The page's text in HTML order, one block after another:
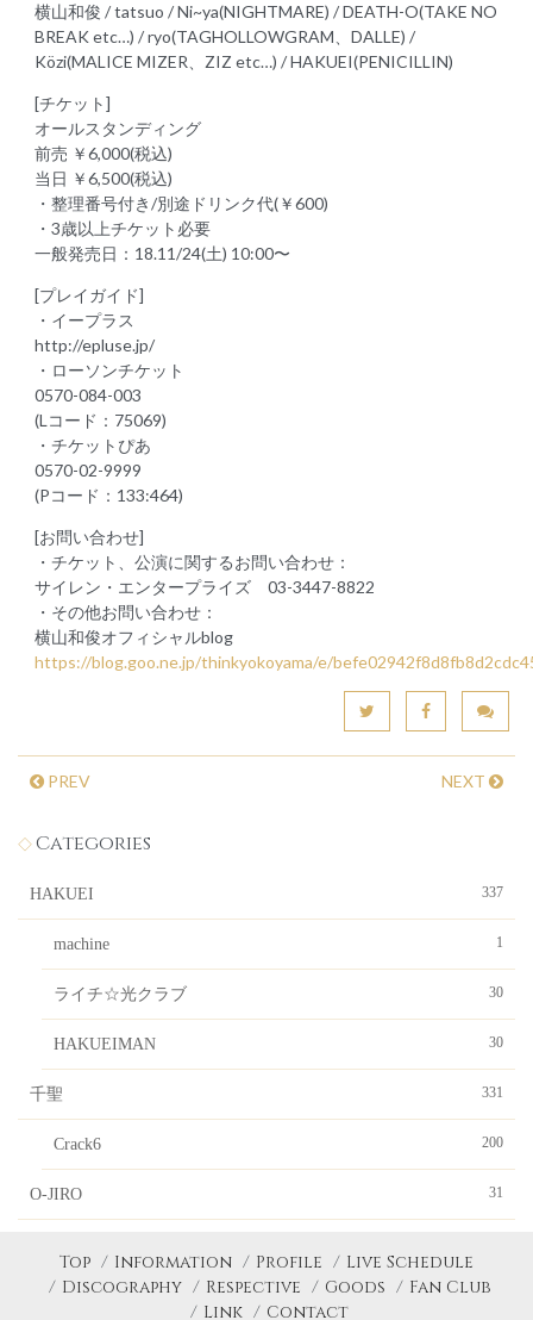
横山和俊 / tatsuo / Ni~ya(NIGHTMARE) / DEATH-O(TAKE NO
BREAK etc…) / ryo(TAGHOLLOWGRAM、DALLE) /
Közi(MALICE MIZER、ZIZ etc…) / HAKUEI(PENICILLIN)
[チケット]
オールスタンディング
前売 ￥6,000(税込)
当日 ￥6,500(税込)
・整理番号付き/別途ドリンク代(￥600)
・3歳以上チケット必要
一般発売日：18.11/24(土) 10:00〜
[プレイガイド]
・イープラス
http://epluse.jp/
・ローソンチケット
0570-084-003
(Lコード：75069)
・チケットぴあ
0570-02-9999
(Pコード：133:464)
[お問い合わせ]
・チケット、公演に関するお問い合わせ：
サイレン・エンタープライズ 03-3447-8822
・その他お問い合わせ：
横山和俊オフィシャルblog
https://blog.goo.ne.jp/thinkyokoyama/e/
PREV NEXT
Categories
HAKUEI 337
machine 1
ライチ☆光クラブ 30
HAKUEIMAN 30
千聖 331
Crack6 200
O-JIRO 31
Top Information Profile
Live Schedule
Discography
Respective Goods
Fan Club
Link
Contact